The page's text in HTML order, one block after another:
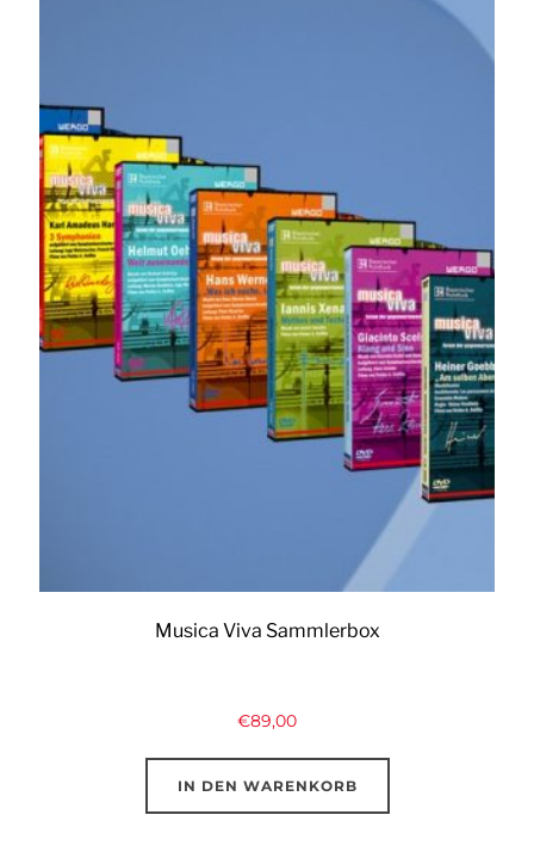
Musica Viva Sammlerbox
€89,00
IN DEN WARENKORB